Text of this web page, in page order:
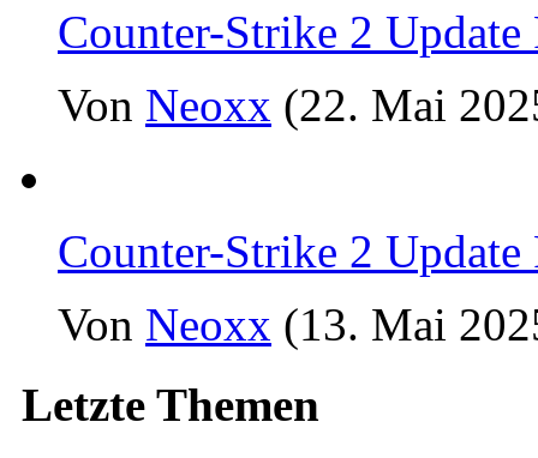
Counter-Strike 2 Update
Von Neoxx (22. Mai
Counter-Strike 2 Update
Von Neoxx (13. Mai
Letzte Themen